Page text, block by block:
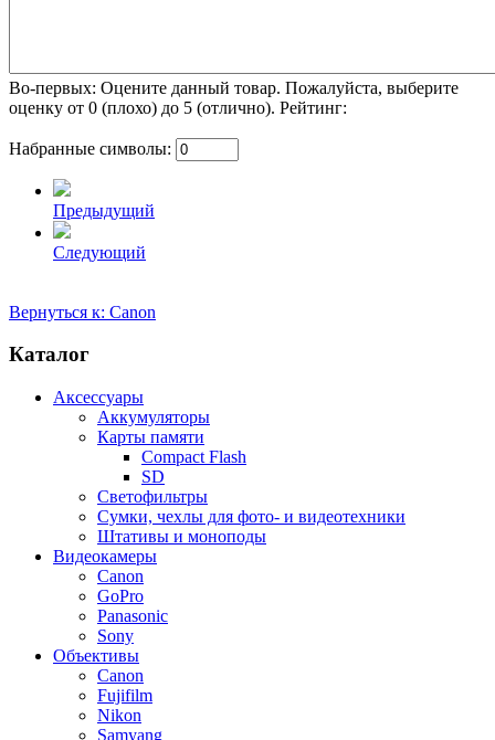
Во-первых: Оцените данный товар. Пожалуйста, выберите
оценку от 0 (плохо) до 5 (отлично). Рейтинг:
Набранные символы:
Предыдущий
Следующий
Вернуться к: Canon
Каталог
Аксессуары
Аккумуляторы
Карты памяти
Compact Flash
SD
Светофильтры
Сумки, чехлы для фото- и видеотехники
Штативы и моноподы
Видеокамеры
Canon
GoPro
Panasonic
Sony
Объективы
Canon
Fujifilm
Nikon
Samyang